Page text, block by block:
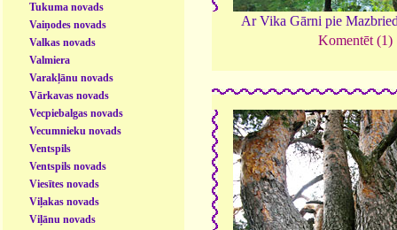
Tukuma novads
Vaiņodes novads
Valkas novads
Valmiera
Varakļānu novads
Vārkavas novads
Vecpiebalgas novads
Vecumnieku novads
Ventspils
Ventspils novads
Viesītes novads
Viļakas novads
Viļānu novads
Ar Vika Gārni pie
Komentēt (1)